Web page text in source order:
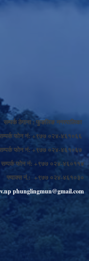
सम्पर्क ठेगाना : फुङलिङ नगरपालिका
फोन नं: +९७७ ०२४-४६१०६६
फोन नं: +९७७ ०२४-४६१०६७
सम्पर्क फोन नं: +९७७ ०२४-४६०११४
फ्याक्स नं.: +९७७ ०२४-४६१०३०
phunglingmun@gmail.com